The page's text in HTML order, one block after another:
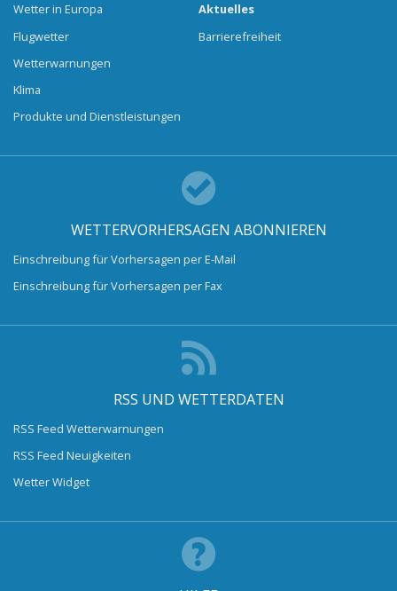
Wetter in Europa
Flugwetter
Wetterwarnungen
Klima
Produkte und Dienstleistungen
Aktuelles
Barrierefreiheit
WETTERVORHERSAGEN ABONNIEREN
Einschreibung für Vorhersagen per E-Mail
Einschreibung für Vorhersagen per Fax
RSS UND WETTERDATEN
RSS Feed Wetterwarnungen
RSS Feed Neuigkeiten
Wetter Widget